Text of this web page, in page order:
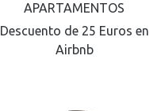
APARTAMENTOS
Descuento de 25 Euros en
Airbnb